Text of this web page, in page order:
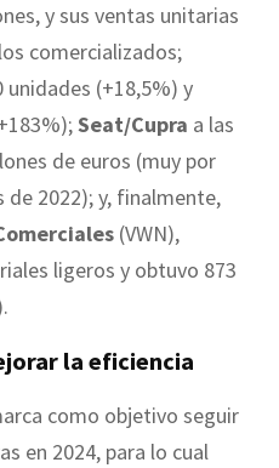
y sus ventas unitarias
comercializados;
unidades (+18,5%) y
Seat/Cupra a las
de euros (muy por
de 2022); y, finalmente,
(VWN),
ligeros y obtuvo 873
la eficiencia
como objetivo seguir
en 2024, para lo cual